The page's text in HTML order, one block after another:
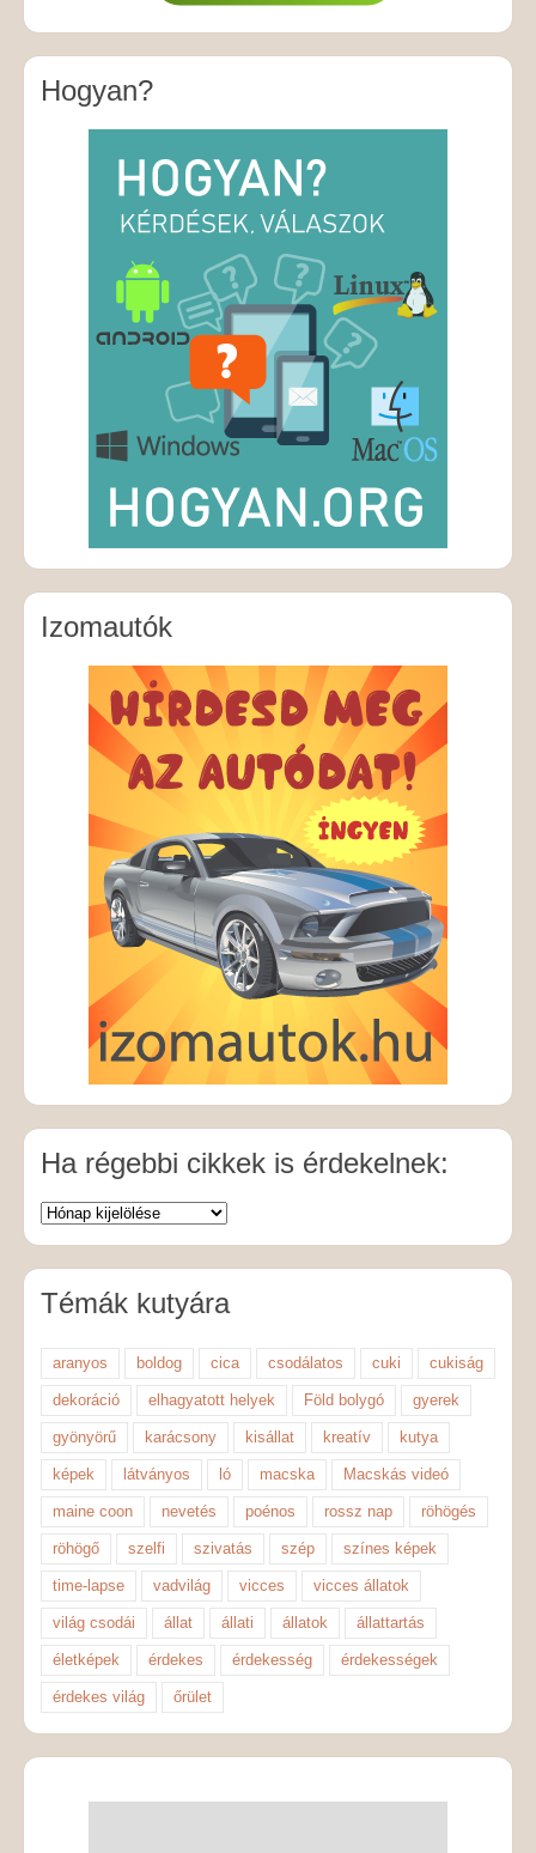
Hogyan?
Izomautók
Ha régebbi cikkek is érdekelnek:
Témák kutyára
aranyos boldog cica csodálatos cuki cukiság
dekoráció elhagyatott helyek Föld bolygó gyerek
gyönyörű karácsony kisállat kreatív kutya
képek látványos ló macska Macskás videó
maine coon nevetés poénos rossz nap röhögés
röhögő szelfi szivatás szép színes képek
time-lapse vadvilág vicces vicces állatok
világ csodái állat állati állatok állattartás
életképek érdekes érdekesség érdekességek
érdekes világ őrület